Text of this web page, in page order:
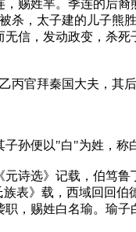
赐姓芈。季连的后
杀，太子建的儿子熊
信，发动政变，杀死
官拜秦国大夫，其
孙便以"白"为姓，称
诗选》记载，伯笃
表》载，西域回回
，赐姓白名瑜。瑜